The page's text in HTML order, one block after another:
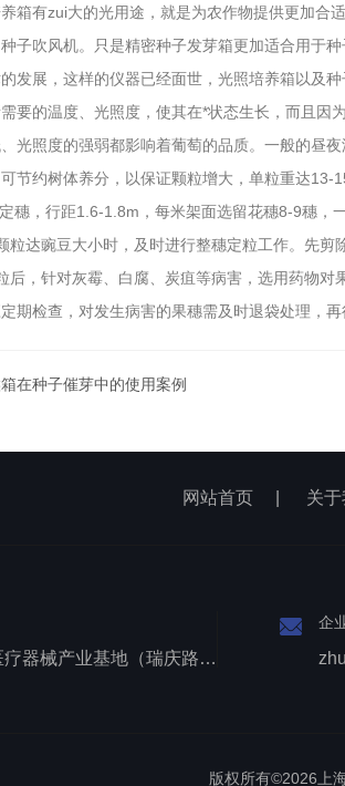
箱有zui大的光用途，就是为农作物提供更加合
子吹风机。只是精密种子发芽箱更加适合用于
发展，这样的仪器已经面世，光照培养箱以及
要的温度、光照度，使其在*状态生长，而且
光照度的强弱都影响着葡萄的品质。一般的昼
节约树体养分，以保证颗粒增大，单粒重达13-
穗，行距1.6-1.8m，每米架面选留花穗8-9穗，
粒达豌豆大小时，及时进行整穗定粒工作。先
后，针对灰霉、白腐、炭疽等病害，选用药物
期检查，对发生病害的果穗需及时退袋处理，
在种子催芽中的使用案例
网站首页 关
上海张江医疗器械产业基地（瑞庆路528号）
企
版权所有©2026